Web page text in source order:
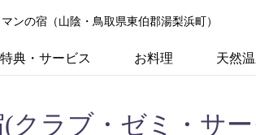
ンの宿（山陰・鳥取県東伯郡湯梨浜町）
特典・サービス お料理 天然
クラブ・ゼミ・サ